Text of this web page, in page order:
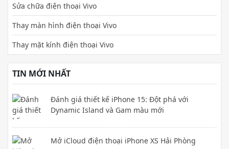
Sửa chữa điện thoại Vivo
Thay màn hình điện thoại Vivo
Thay mặt kính điện thoại Vivo
TIN MỚI NHẤT
Đánh giá thiết kế iPhone 15: Đột phá với
Dynamic Island và Gam màu mới
Mở iCloud điện thoại iPhone XS Hải Phòng